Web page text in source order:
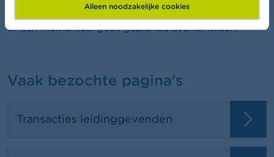
Alleen noodzakelijke cookies
Er zijn momenteel geen geplande evenementen.
Vaak bezochte pagina's
Transacties leidinggevenden